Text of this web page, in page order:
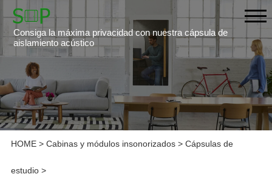
Consiga la máxima privacidad con nuestra cápsula de
aislamiento acústico
HOME> Cabinas y módulos insonorizados> Cápsulas de
estudio>